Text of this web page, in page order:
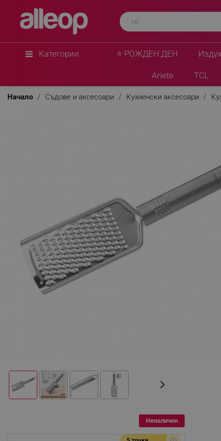
Категории ⭐ РОЖДЕН ДЕН
Ariete TCL
Начало Съдове и аксесоари Кухненски аксесоари
Неналичен